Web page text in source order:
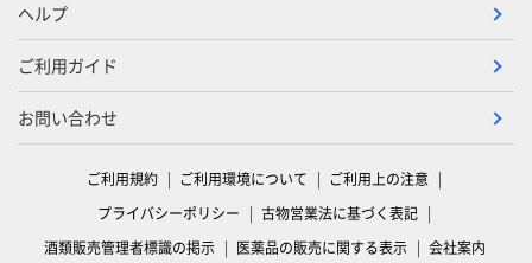
ヘルプ
ご利用ガイド
お問い合わせ
ご利用規約 ご利用環境について
ご利用上の注意
プライバシーポリシー
古物営業法に基づく表記
酒類販売管理者標識の掲示
医薬品の販売に関する表示 会社案内